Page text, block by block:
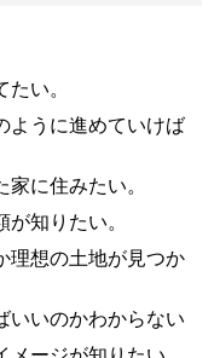
い。
ように進めていけば
に住みたい。
知りたい。
理想の土地が見つか
いいのかわからない